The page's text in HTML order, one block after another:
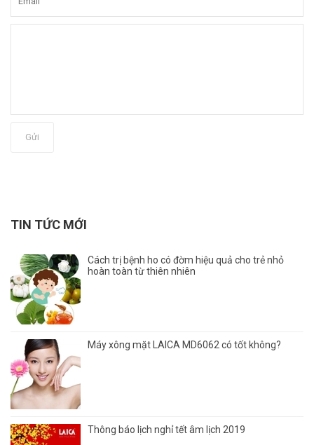
Gửi
TIN TỨC MỚI
Cách trị bệnh ho có đờm hiệu quả cho trẻ nhỏ
hoàn toàn từ thiên nhiên
Máy xông mặt LAICA MD6062 có tốt không?
Thông báo lịch nghỉ tết âm lịch 2019